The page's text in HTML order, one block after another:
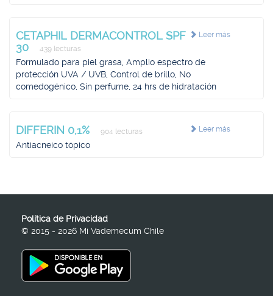
Leer más
CETAPHIL DERMACONTROL SPF
30
439 lecturas
Formulado para piel grasa, Amplio espectro de
protección UVA / UVB, Control de brillo, No
comedogénico, Sin perfume, 24 hrs de hidratación
Leer más
DIFFERIN 0,1% 904 lecturas
Antiacneico tópico
Política de Privacidad
© 2015 - 2026 Mi Vademecum Chile